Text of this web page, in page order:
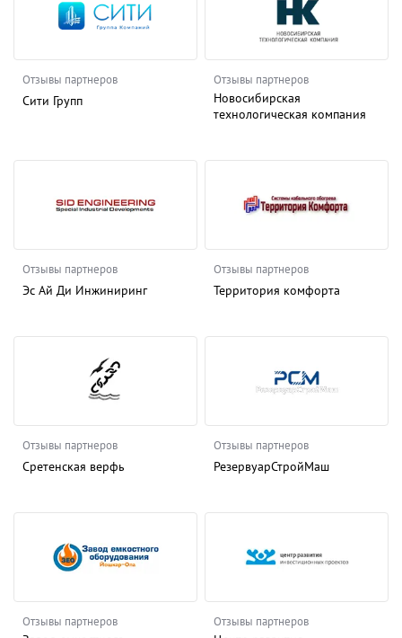
Отзывы партнеров
Сити Групп
Отзывы партнеров
Новосибирская
технологическая компания
Отзывы партнеров
Эс Ай Ди Инжиниринг
Отзывы партнеров
Территория комфорта
Отзывы партнеров
Сретенская верфь
Отзывы партнеров
РезервуарСтройМаш
Отзывы партнеров Отзывы партнеров